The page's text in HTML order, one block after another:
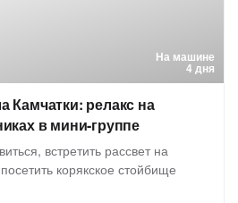
На машине
4 дня
релакс на
в мини-группе
встретить рассвет на
корякское стойбище